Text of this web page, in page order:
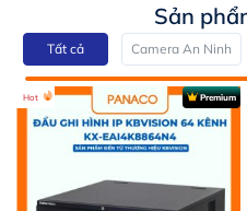
Sản
Tất cả Camera An Ninh
Hot Premium